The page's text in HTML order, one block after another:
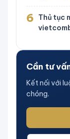
6
Thủ tục
Cần tư
Kết nối với
chóng.